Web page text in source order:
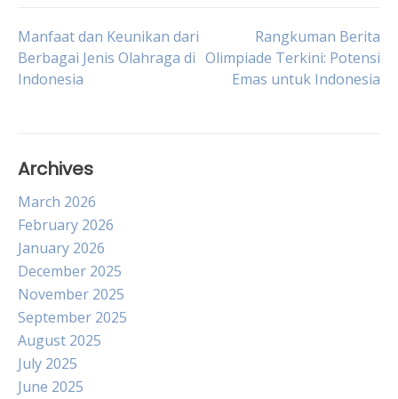
Post
navigation
Manfaat dan Keunikan dari
Berbagai Jenis Olahraga di
Indonesia
Rangkuman Berita
Olimpiade Terkini: Potensi
Emas untuk Indonesia
Archives
March 2026
February 2026
January 2026
December 2025
November 2025
September 2025
August 2025
July 2025
June 2025